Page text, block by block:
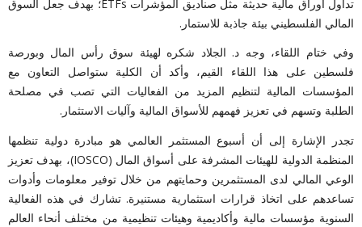
تداول أوراق مالية حديثة مثل صناديق المؤشرات ETFs؛ بهدف جعل السوق
المالي الفلسطيني بيئة جاذبة للاستمار.
وفي ختام اللقاء، وجه د. الجلاد شكره لهيئة سوق رأس المال وبورصة
فلسطين على هذا اللقاء القيم، وأكد أن الكلية ستواصل التعاون مع
المؤسسات المالية لتنظيم المزيد من الفعاليات التي تصب في مصلحة
الطلبة وتسهم في تعزيز فهمهم للأسواق المالية وآليات الاستثمار.
تجدر الإشارة إلى أن أسبوع المستثمر العالمي هو مبادرة دولية تنظمها
المنظمة الدولية للهيئات المشرفة على أسواق المال (IOSCO)، بهدف تعزيز
الوعي المالي لدى المستثمرين وحمايتهم من خلال توفير معلومات وأدوات
تساعدهم على اتخاذ قرارات استثمارية مستنيرة. تشارك في هذه الفعالية
السنوية مؤسسات مالية وأكاديمية وهيئات تنظيمية من مختلف أنحاء العالم